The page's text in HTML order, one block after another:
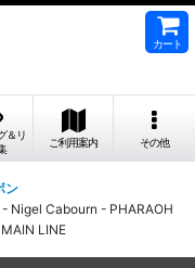
カート
＆リ
ご利用案内 その他
ン
Nigel Cabourn - PHARAOH
LINE